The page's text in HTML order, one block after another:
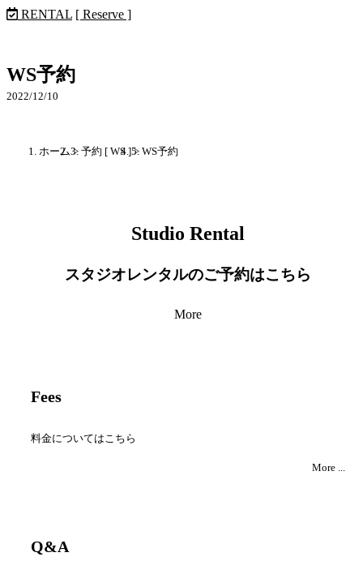
RENTAL [ Reserve ]
WS予約
2022/12/10
ホーム> 予約 [ WS ]> WS予約
Studio Rental
スタジオレンタルのご予約はこちら
More
Fees
料金についてはこちら
More ...
Q&A